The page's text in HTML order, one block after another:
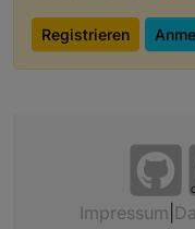
Registrieren
Impressum